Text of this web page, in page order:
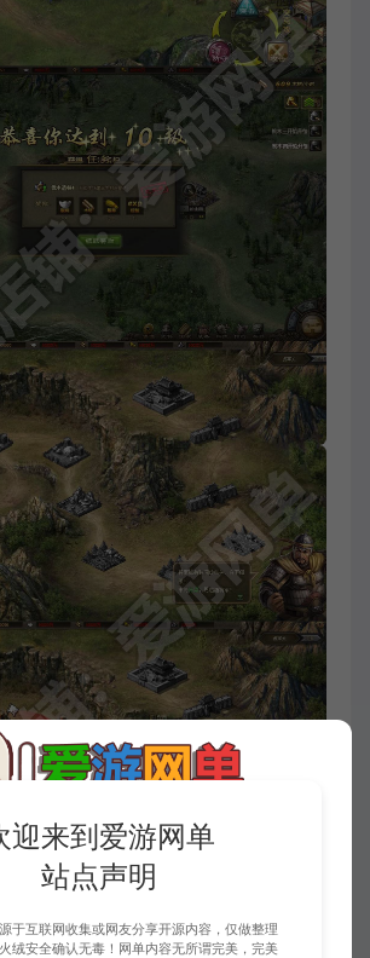
迎来到爱游网单
站点声明
于互联网收集或网友分享开源内容，仅做整理
绒安全确认无毒！网单内容无所谓完美，完美